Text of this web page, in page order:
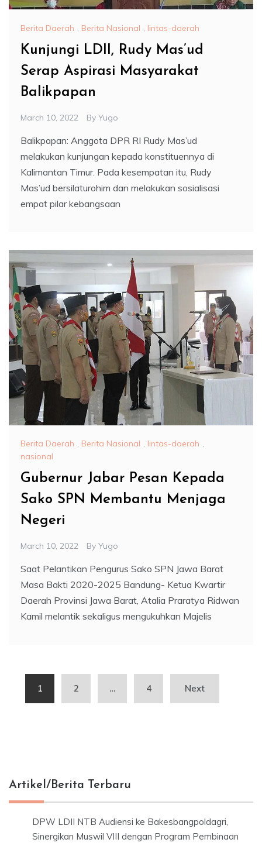
Berita Daerah , Berita Nasional , lintas-daerah
Kunjungi LDII, Rudy Mas’ud
Serap Aspirasi Masyarakat
Balikpapan
March 10, 2022 By Yugo
Balikpapan: Anggota DPR RI Rudy Mas’ud
melakukan kunjungan kepada konstituennya di
Kalimantan Timur. Pada kesempatan itu, Rudy
Mas’ud bersilaturohim dan melakukan sosialisasi
empat pilar kebangsaan
Berita Daerah , Berita Nasional , lintas-daerah ,
nasional
Gubernur Jabar Pesan Kepada
Sako SPN Membantu Menjaga
Negeri
March 10, 2022 By Yugo
Saat Pelantikan Pengurus Sako SPN Jawa Barat
Masa Bakti 2020-2025 Bandung- Ketua Kwartir
Daerah Provinsi Jawa Barat, Atalia Praratya Ridwan
Kamil melantik sekaligus mengukuhkan Majelis
pagination
1 2 … 4 Next
Artikel/Berita Terbaru
DPW LDII NTB Audiensi ke Bakesbangpoldagri,
Sinergikan Muswil VIII dengan Program Pembinaan